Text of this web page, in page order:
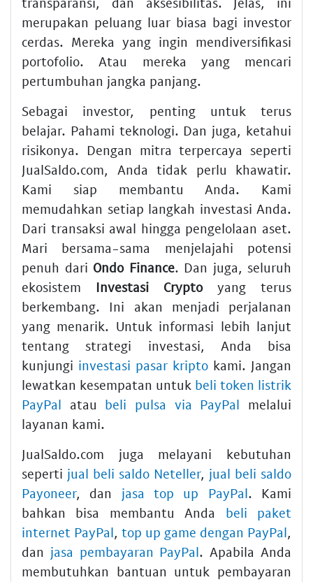
merupakan peluang luar biasa bagi investor
cerdas. Mereka yang ingin mendiversifikasi
portofolio. Atau mereka yang mencari
pertumbuhan jangka panjang.
Sebagai investor, penting untuk terus
belajar. Pahami teknologi. Dan juga, ketahui
risikonya. Dengan mitra terpercaya seperti
JualSaldo.com, Anda tidak perlu khawatir.
Kami siap membantu Anda. Kami
memudahkan setiap langkah investasi Anda.
Dari transaksi awal hingga pengelolaan aset.
Mari bersama-sama menjelajahi potensi
penuh dari Ondo Finance. Dan juga, seluruh
ekosistem Investasi Cryptoyang terus
berkembang. Ini akan menjadi perjalanan
yang menarik. Untuk informasi lebih lanjut
tentang strategi investasi, Anda bisa
kunjungi investasi pasar kripto kami. Jangan
lewatkan kesempatan untuk beli token listrik
PayPal atau beli pulsa via PayPal melalui
layanan kami.
JualSaldo.com juga melayani kebutuhan
seperti jual beli saldo Neteller, jual beli saldo
Payoneer, dan jasa top up PayPal. Kami
bahkan bisa membantu Anda beli paket
internet PayPal, top up game dengan PayPal,
dan jasa pembayaran PayPal. Apabila Anda
membutuhkan bantuan untuk pembayaran